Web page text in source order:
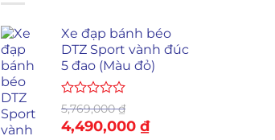
Xe đạp bánh béo
DTZ Sport vành đúc
5 đao (Màu đỏ)
Được
xếp
hạng
5,769,000₫
Giá
4,490,000 ₫Giá